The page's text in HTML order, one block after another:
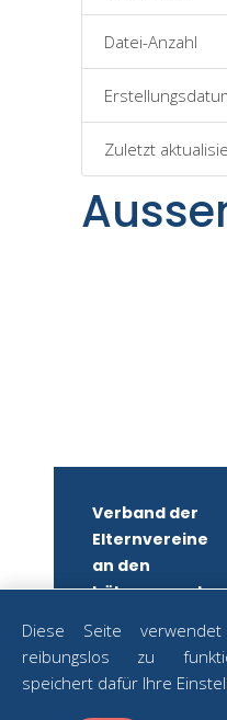
Datei-Anzahl
Zuletzt
Verband der
Elternvereine
an den
höheren und
Diese Seite
reibungslos zu
speichert dafür Ihre